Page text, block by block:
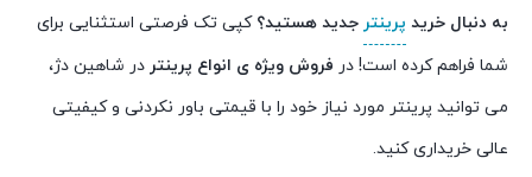
به دنبال خرید پرینتر جدید هستید؟ کپی تک فرصتی استثنایی برای
شما فراهم کرده است! در فروش ویژه ی انواع پرینتر در شاهین دژ،
می توانید پرینتر مورد نیاز خود را با قیمتی باور نکردنی و کیفیتی
عالی خریداری کنید.